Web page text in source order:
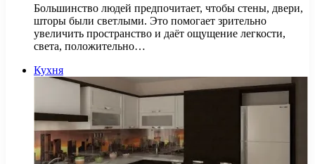
Большинство людей предпочитает, чтобы стены, двери,
шторы были светлыми. Это помогает зрительно
увеличить пространство и даёт ощущение легкости,
света, положительно…
Кухня